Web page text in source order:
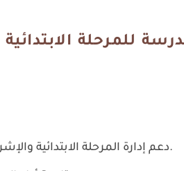
للمرحلة الابتدائية
دعم إدارة المرحلة الابتدائية والإشراف على سير العملية التعليمية.